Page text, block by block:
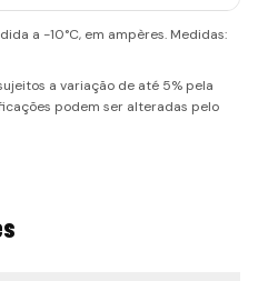
a -10°C, em ampères. Medidas:
a variação de até 5% pela
podem ser alteradas pelo